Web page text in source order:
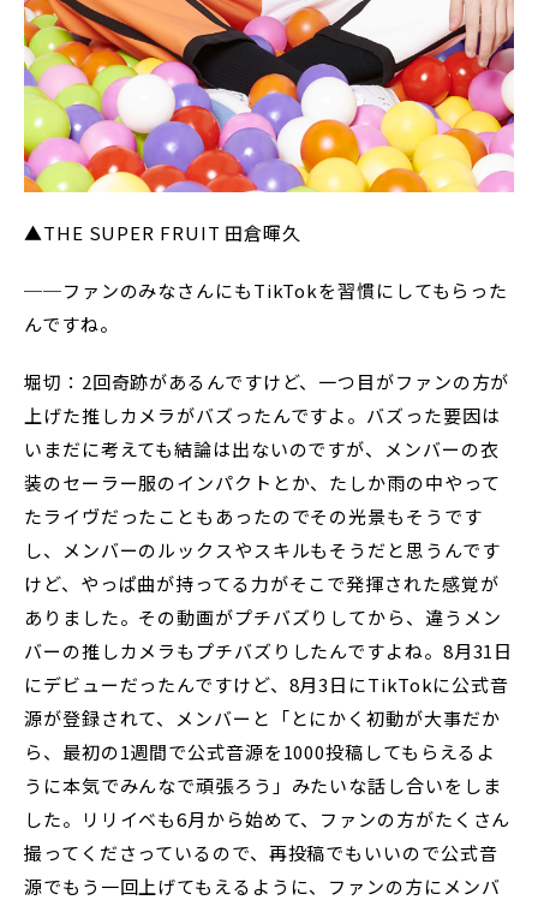
▲THE SUPER FRUIT 田倉暉久
──ファンのみなさんにもTikTokを習慣にしてもらった
んですね。
堀切：2回奇跡があるんですけど、一つ目がファンの方が
上げた推しカメラがバズったんですよ。バズった要因は
いまだに考えても結論は出ないのですが、メンバーの衣
装のセーラー服のインパクトとか、たしか雨の中やって
たライヴだったこともあったのでその光景もそうです
し、メンバーのルックスやスキルもそうだと思うんです
けど、やっぱ曲が持ってる力がそこで発揮された感覚が
ありました。その動画がプチバズりしてから、違うメン
バーの推しカメラもプチバズりしたんですよね。8月31日
にデビューだったんですけど、8月3日にTikTokに公式音
源が登録されて、メンバーと「とにかく初動が大事だか
ら、最初の1週間で公式音源を1000投稿してもらえるよ
うに本気でみんなで頑張ろう」みたいな話し合いをしま
した。リリイベも6月から始めて、ファンの方がたくさん
撮ってくださっているので、再投稿でもいいので公式音
源でもう一回上げてもえるように、ファンの方にメンバ